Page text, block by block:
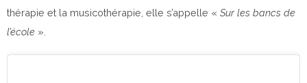
thérapie et la musicothérapie, elle s’appelle « Sur les bancs de
l’école ».